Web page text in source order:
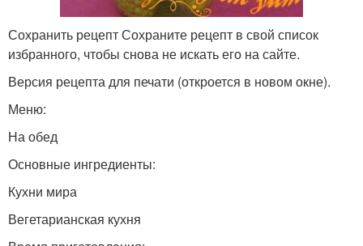
Сохранить рецепт Сохраните рецепт в свой список
избранного, чтобы снова не искать его на сайте.
Версия рецепта для печати (откроется в новом окне).
Меню:
На обед
Основные ингредиенты:
Кухни мира
Вегетарианская кухня